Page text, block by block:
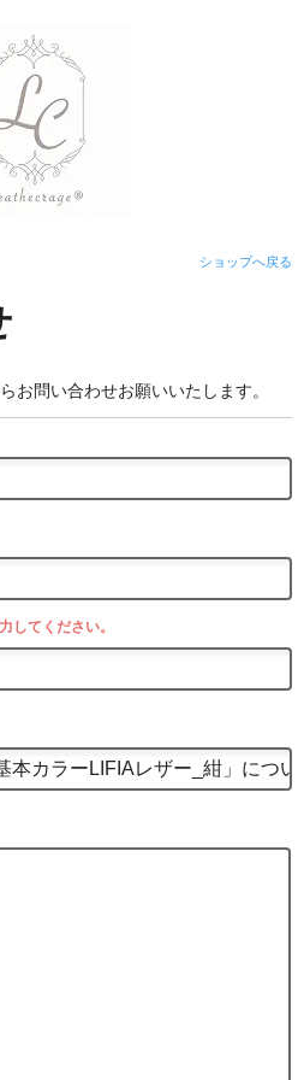
ショップへ戻る
お問い合わせお願いいたします。
してください。